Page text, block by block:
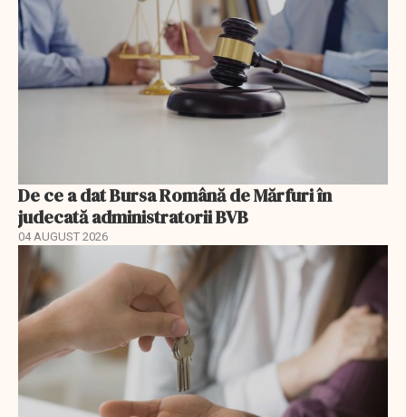
De ce a dat Bursa Română de Mărfuri în
judecată administratorii BVB
04 AUGUST 2026